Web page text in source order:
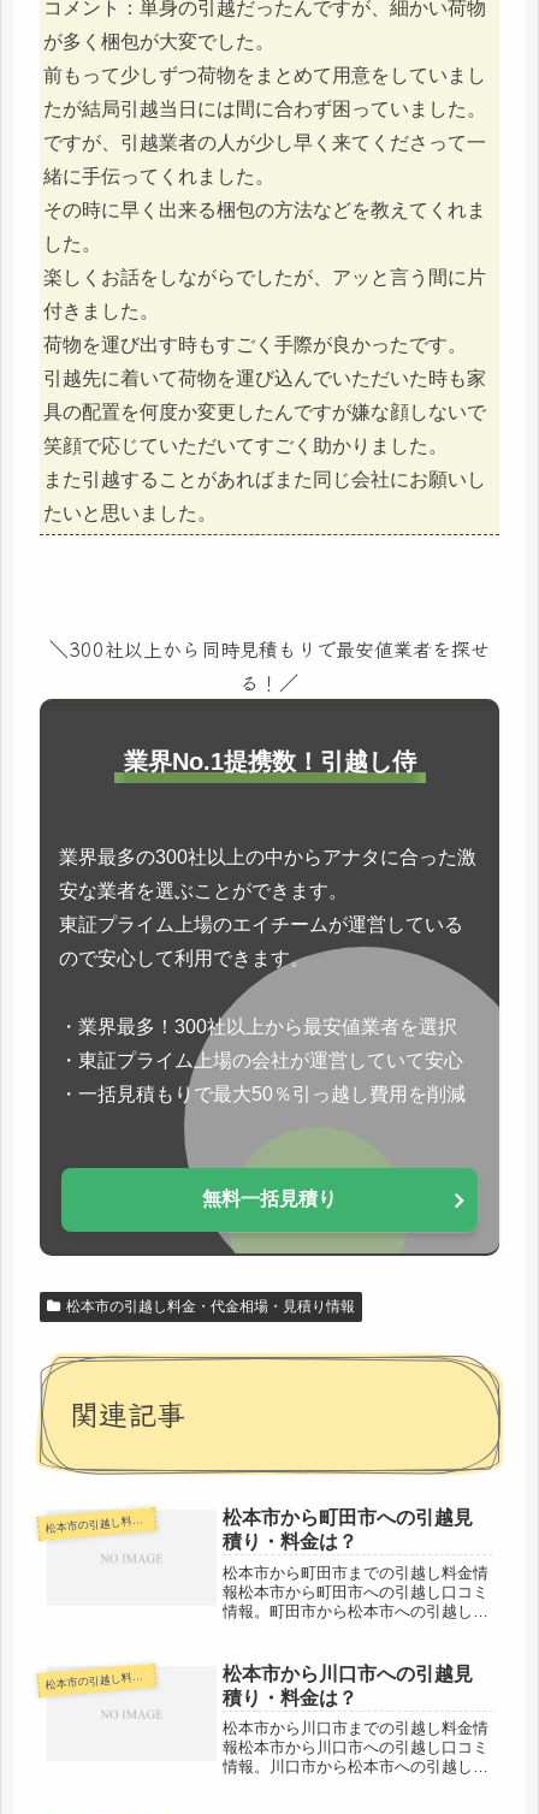
コメント：単身の引越だったんですが、細かい荷物
が多く梱包が大変でした。
前もって少しずつ荷物をまとめて用意をしていまし
たが結局引越当日には間に合わず困っていました。
ですが、引越業者の人が少し早く来てくださって一
緒に手伝ってくれました。
その時に早く出来る梱包の方法などを教えてくれま
した。
楽しくお話をしながらでしたが、アッと言う間に片
付きました。
荷物を運び出す時もすごく手際が良かったです。
引越先に着いて荷物を運び込んでいただいた時も家
具の配置を何度か変更したんですが嫌な顔しないで
笑顔で応じていただいてすごく助かりました。
また引越することがあればまた同じ会社にお願いし
たいと思いました。
＼300社以上から同時見積もりで最安値業者を探せ
る！／
業界No.1提携数！引越し侍
業界最多の300社以上の中からアナタに合った激
安な業者を選ぶことができます。
東証プライム上場のエイチームが運営している
ので安心して利用できます。
・業界最多！300社以上から最安値業者を選択
・東証プライム上場の会社が運営していて安心
・一括見積もりで最大50％引っ越し費用を削減
無料一括見積り
松本市の引越し料金・代金相場・見積り情報
関連記事
松本市の引越し料金・代金相場・見積り情報
松本市から町田市への引越見
積り・料金は？
松本市から町田市までの引越し料金情
報松本市から町田市への引越し口コミ
情報。町田市から松本市への引越しさ
長距離になります。引越しは当日中に
は可能な場合もありますが、引越し...
松本市の引越し料金・代金相場・見積り情報
松本市から川口市への引越見
積り・料金は？
松本市から川口市までの引越し料金情
報松本市から川口市への引越し口コミ
情報。川口市から松本市への引越しさ